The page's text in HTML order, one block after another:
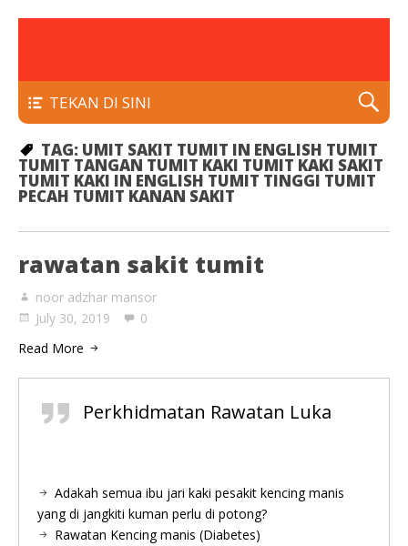
TEKAN DI SINI
TAG: UMIT SAKIT TUMIT IN ENGLISH TUMIT
TUMIT TANGAN TUMIT KAKI TUMIT KAKI SAKIT
TUMIT KAKI IN ENGLISH TUMIT TINGGI TUMIT
PECAH TUMIT KANAN SAKIT
rawatan sakit tumit
noor adzhar mansor
July 30, 2019
0
Read More
Perkhidmatan Rawatan Luka
Adakah semua ibu jari kaki pesakit kencing manis
yang di jangkiti kuman perlu di potong?
Rawatan Kencing manis (Diabetes)